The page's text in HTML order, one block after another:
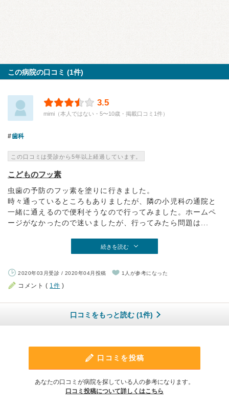
この病院の口コミ (1件)
3.5
mimi（本人ではない・5〜10歳・掲載口コミ1件）
歯科
この口コミは受診から5年以上経過しています。
こどものフッ素
虫歯の予防のフッ素を塗りに行きました。
時々通っているところもありましたが、隣の小児科の通院と
一緒に通えるので便利そうなので行ってみました。ホームペ
ージがなかったので迷いましたが、行ってみたら問題は...
続きを読む
2020年03月受診 / 2020年04月投稿 1人が参考になった
コメント ( 1件 )
口コミをもっと読む (1件)
口コミを投稿
あなたの口コミが病院を探している人の参考になります。
口コミ投稿について詳しくはこちら